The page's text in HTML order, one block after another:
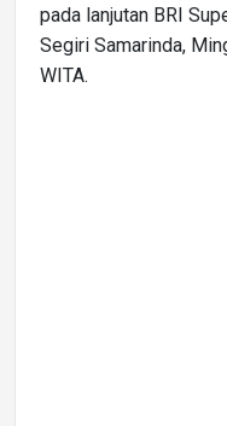
pada lanjutan BRI
Segiri Samarinda,
WITA.